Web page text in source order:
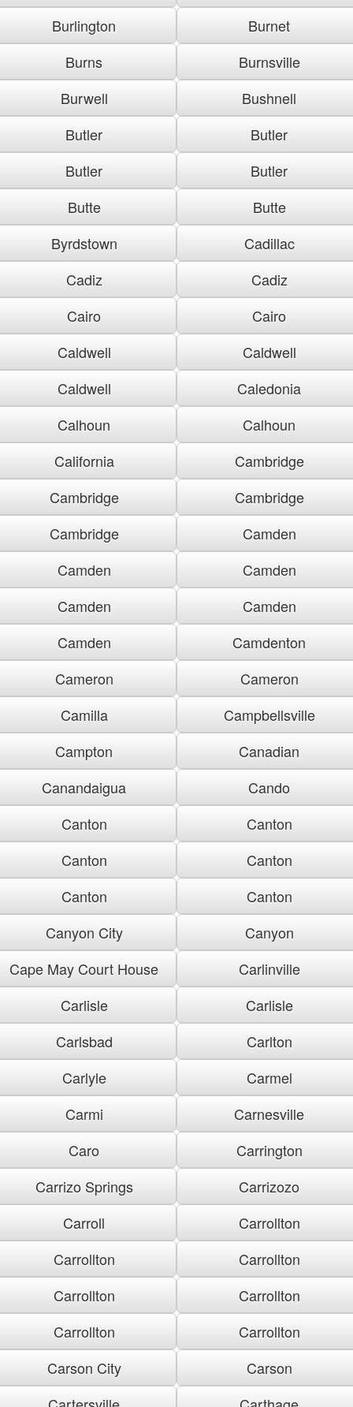
Burlington
Burnet
Burns
Burnsville
Burwell
Bushnell
Butler
Butler
Butler
Butler
Butte
Butte
Byrdstown
Cadillac
Cadiz
Cadiz
Cairo
Cairo
Caldwell
Caldwell
Caldwell
Caledonia
Calhoun
Calhoun
California
Cambridge
Cambridge
Cambridge
Cambridge
Camden
Camden
Camden
Camden
Camden
Camden
Camdenton
Cameron
Cameron
Camilla
Campbellsville
Campton
Canadian
Canandaigua
Cando
Canton
Canton
Canton
Canton
Canton
Canton
Canyon City
Canyon
Cape May Court House
Carlinville
Carlisle
Carlisle
Carlsbad
Carlton
Carlyle
Carmel
Carmi
Carnesville
Caro
Carrington
Carrizo Springs
Carrizozo
Carroll
Carrollton
Carrollton
Carrollton
Carrollton
Carrollton
Carrollton
Carrollton
Carson City
Carson